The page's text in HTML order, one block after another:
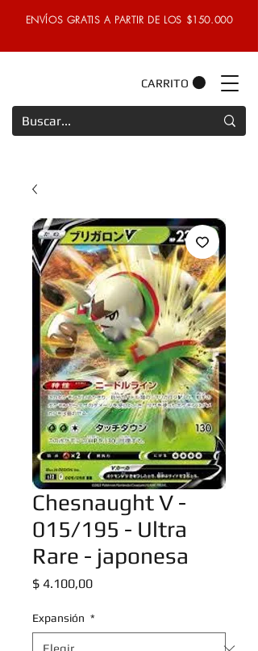
ENVÍOS GRATIS A PARTIR DE LOS $150.000
CARRITO
Chesnaught V -
015/195 - Ultra
Rare - japonesa
$ 4.100,00Precio
Expansión *